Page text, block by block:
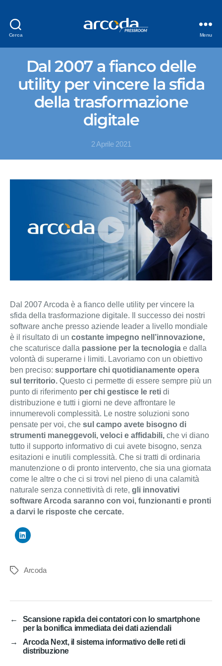
Cerca Menu
Dal 2007 a fianco delle
utility per vincere la sfida
della trasformazione
digitale
2 Aprile 2021
Dal 2007 Arcoda è a fianco delle utility per vincere la
sfida della trasformazione digitale. Il successo dei nostri
software anche presso aziende leader a livello mondiale
è il risultato di un costante impegno nell’innovazione,
che scaturisce dalla passione per la tecnologia e dalla
volontà di superarne i limiti. Lavoriamo con un obiettivo
ben preciso: supportare chi quotidianamente opera
sul territorio. Questo ci permette di essere sempre più un
punto di riferimento per chi gestisce le reti di
distribuzione e tutti i giorni ne deve affrontare le
innumerevoli complessità. Le nostre soluzioni sono
pensate per voi, che sul campo avete bisogno di
strumenti maneggevoli, veloci e affidabili, che vi diano
tutto il supporto informativo di cui avete bisogno, senza
esitazioni e inutili complessità. Che si tratti di ordinaria
manutenzione o di pronto intervento, che sia una giornata
come le altre o che ci si trovi nel pieno di una calamità
naturale senza connettività di rete, gli innovativi
software Arcoda saranno con voi, funzionanti e pronti
a darvi le risposte che cercate.
Tag Arcoda
←
Scansione rapida dei contatori con lo smartphone
per la bonifica immediata dei dati aziendali
→
Arcoda Next, il sistema informativo delle reti di
distribuzione